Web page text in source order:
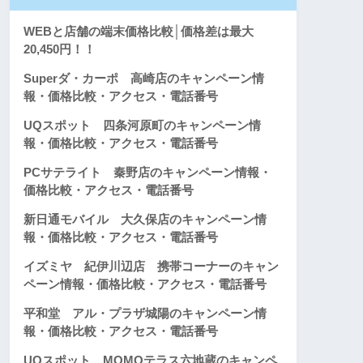
WEBと店舗の端末価格比較│価格差は最大
20,450円！！
Superダ・カーポ 高崎店のキャンペーン情
報・価格比較・アクセス・電話番号
UQスポット 四条河原町のキャンペーン情
報・価格比較・アクセス・電話番号
PCサテライト 秦野店のキャンペーン情報・
価格比較・アクセス・電話番号
新日通モバイル 大久保店のキャンペーン情
報・価格比較・アクセス・電話番号
イズミヤ 紀伊川辺店 携帯コーナーのキャン
ペーン情報・価格比較・アクセス・電話番号
平和堂 アル・プラザ城陽のキャンペーン情
報・価格比較・アクセス・電話番号